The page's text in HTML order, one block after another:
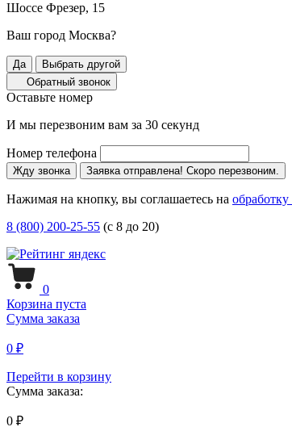
Шоссе Фрезер, 15
Ваш город Москва?
Да
Выбрать другой
Обратный звонок
Оставьте номер
И мы перезвоним вам за 30 секунд
Номер телефона
Жду звонка Заявка отправлена! Скоро перезвоним.
Нажимая на кнопку, вы соглашаетесь на
8 (800) 200-25-55 (с 8 до 20)
0
Корзина пуста
Сумма заказа
0 ₽
Перейти в корзину
Сумма заказа:
0 ₽